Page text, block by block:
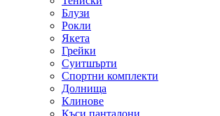
Блузи
Рокли
Якета
Грейки
Суитшърти
Спортни комплекти
Долнища
Клинове
Къси панталони